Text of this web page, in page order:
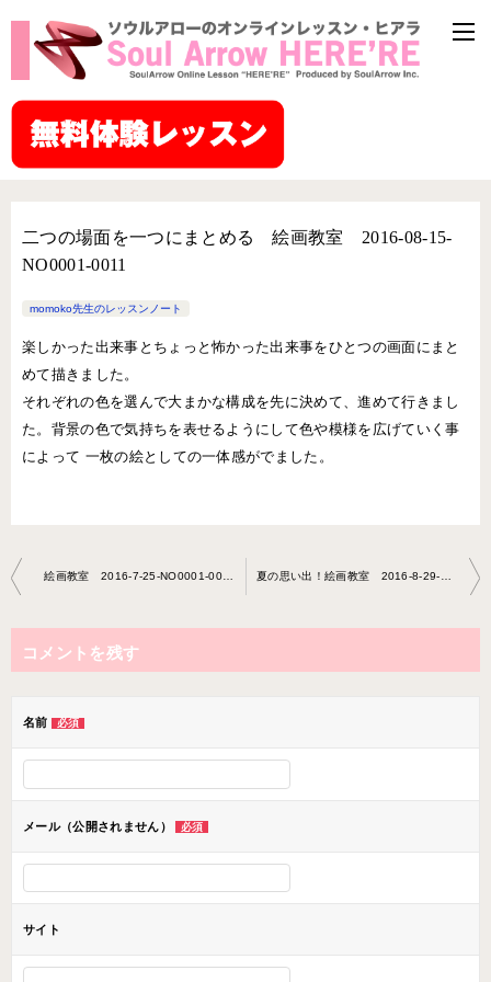
二つの場面を一つにまとめる 絵画教室 2016-08-15-
NO0001-0011
momoko先生のレッスンノート
楽しかった出来事とちょっと怖かった出来事をひとつの画面にまと
めて描きました。
それぞれの色を選んで大まかな構成を先に決めて、進めて行きまし
た。背景の色で気持ちを表せるようにして色や模様を広げていく事
によって 一枚の絵としての一体感がでました。
投
稿
ナ
ビ
ョ
ン
絵画教室 2016-7-25-NO0001-0011 夏の思い出！絵画教室 2016-8-29-NO0001-0011
コメントを残す
名前 必須
メール（公開されません） 必須
サイト